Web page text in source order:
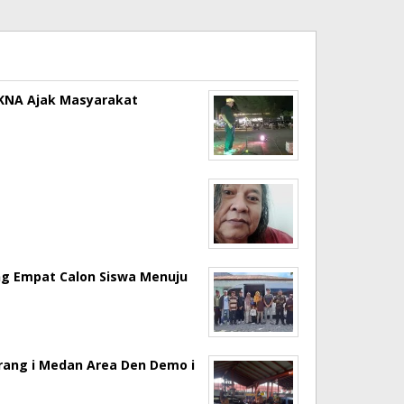
Ajak Masyarakat
Empat Calon Siswa Menuju
i Medan Area Den Demo i